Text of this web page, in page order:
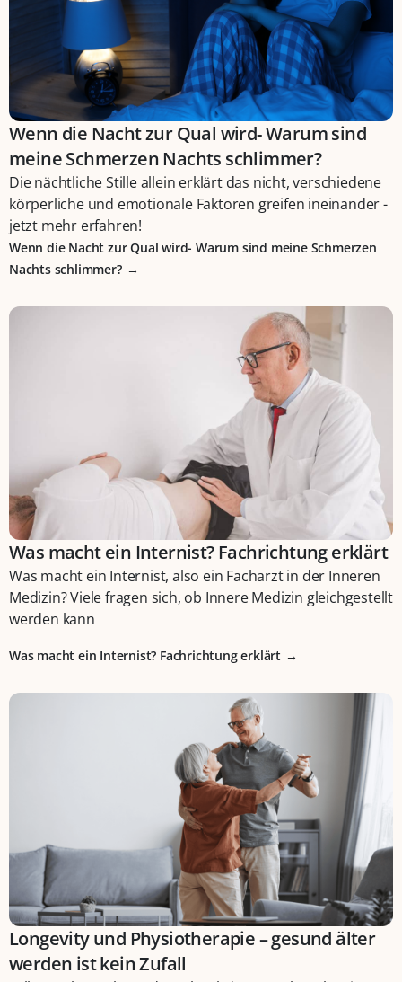
Wenn die Nacht zur Qual wird- Warum sind
meine Schmerzen Nachts schlimmer?
Die nächtliche Stille allein erklärt das nicht, verschiedene
körperliche und emotionale Faktoren greifen ineinander -
jetzt mehr erfahren!
Wenn die Nacht zur Qual wird- Warum sind meine Schmerzen
Nachts schlimmer?
Was macht ein Internist? Fachrichtung erklärt
Was macht ein Internist, also ein Facharzt in der Inneren
Medizin? Viele fragen sich, ob Innere Medizin gleichgestellt
werden kann
Was macht ein Internist? Fachrichtung erklärt
Longevity und Physiotherapie – gesund älter
werden ist kein Zufall